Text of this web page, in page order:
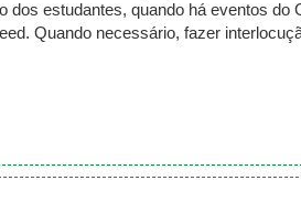
dos estudantes, quando há eventos
Quando necessário, fazer